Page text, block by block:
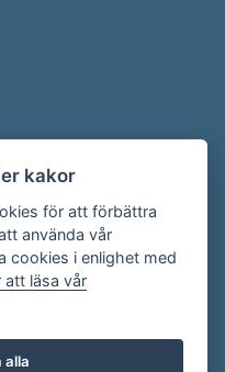
av
.
Mejla oss på
kakor
för att förbättra
använda vår
cookies i enlighet med
att läsa vår
alla